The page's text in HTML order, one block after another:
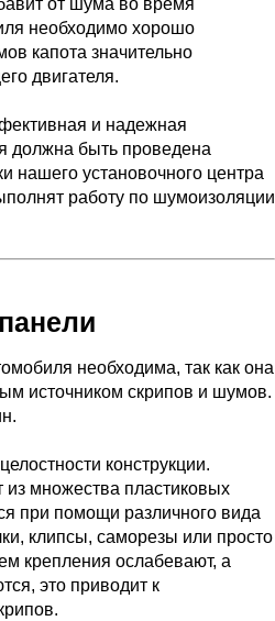
от шума во время
необходимо хорошо
капота значительно
двигателя.
и надежная
должна быть проведена
нашего установочного центра
работу по шумоизоляции
необходима, так как она
источником скрипов и шумов.
конструкции.
из множества пластиковых
при помощи различного вида
клипсы, саморезы или просто
крепления ослабевают, а
это приводит к